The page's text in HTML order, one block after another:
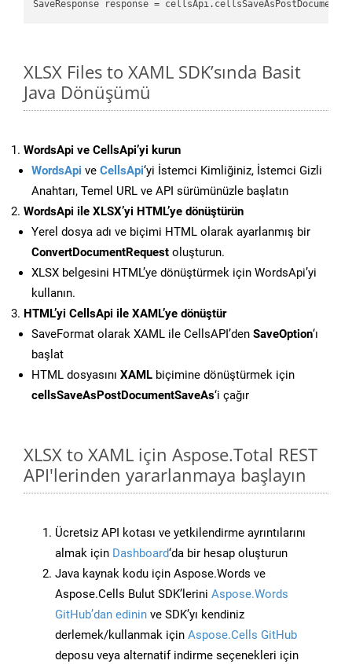
SaveResponse response =
XLSX Files to XAML SDK’sında Basit
Java Dönüşümü
WordsApi ve CellsApi’yi kurun
WordsApi ve CellsApi‘yi İstemci Kimliğiniz, İstemci Gizli
Anahtarı, Temel URL ve API sürümünüzle başlatın
WordsApi ile XLSX’yi HTML’ye dönüştürün
Yerel dosya adı ve biçimi HTML olarak ayarlanmış bir
ConvertDocumentRequest oluşturun.
XLSX belgesini HTML’ye dönüştürmek için WordsApi’yi
kullanın.
HTML’yi CellsApi ile XAML’ye dönüştür
SaveFormat olarak XAML ile CellsAPI’den SaveOption‘ı
başlat
HTML dosyasını XAML biçimine dönüştürmek için
cellsSaveAsPostDocumentSaveAs‘i çağır
XLSX to XAML için Aspose.Total REST
API'lerinden yararlanmaya başlayın
Ücretsiz API kotası ve yetkilendirme ayrıntılarını
almak için Dashboard‘da bir hesap oluşturun
Java kaynak kodu için Aspose.Words ve
Aspose.Cells Bulut SDK’lerini Aspose.Words
GitHub’dan edinin ve SDK’yı kendiniz
derlemek/kullanmak için Aspose.Cells GitHub
deposu veya alternatif indirme seçenekleri için